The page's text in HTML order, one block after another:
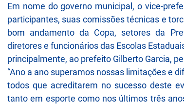
Em nome do governo municipal, o vice-
participantes, suas comissões técnicas e
bom andamento da Copa, setores da
diretores e funcionários das Escolas
principalmente, ao prefeito Gilberto Garcia,
“Ano a ano superamos nossas limitações e
todos que acreditarem no sucesso deste
tanto em esporte como nos últimos três